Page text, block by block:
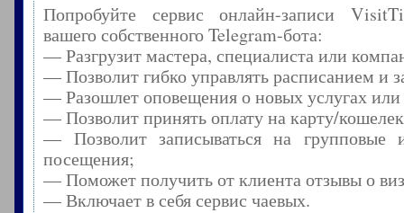
Попробуйте сервис онлайн-записи
вашего собственного Telegram-бота:
— Разгрузит мастера, специалиста или
— Позволит гибко управлять расписанием и
— Разошлет оповещения о новых услугах
— Позволит принять оплату на карту/
— Позволит записываться на групповые
посещения;
— Поможет получить от клиента отзывы о
— Включает в себя сервис чаевых.